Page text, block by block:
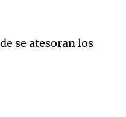
se atesoran los